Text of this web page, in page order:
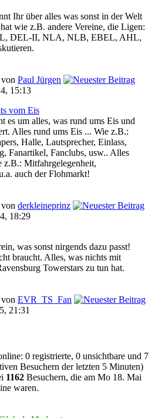
Ihr über alles was sonst in der Welt
wie z.B. andere Vereine, die Ligen:
DEL-II, NLA, NLB, EBEL, AHL,
von Paul Jürgen
15:13
vom Eis
es um alles, was rund ums Eis und
Alles rund ums Eis ... Wie z.B.:
Halle, Lautsprecher, Einlass,
Fanartikel, Fanclubs, usw.. Alles
z.B.: Mitfahrgelegenheit,
auch der Flohmarkt!
von derkleineprinz
18:29
was sonst nirgends dazu passt!
braucht. Alles, was nichts mit
Towerstars zu tun hat.
von EVR_TS_Fan
21:31
0 registrierte, 0 unsichtbare und 7
Besuchern der letzten 5 Minuten)
1162 Besuchern, die am Mo 18. Mai
waren.